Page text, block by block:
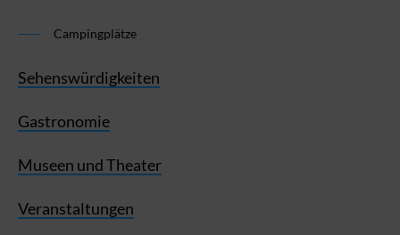
Campingplätze
Sehenswürdigkeiten
Gastronomie
Museen und Theater
Veranstaltungen